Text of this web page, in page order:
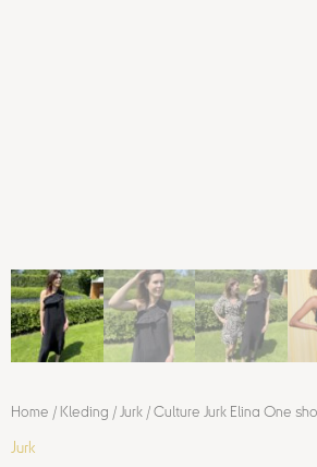
Home / Kleding / Jurk / Culture Jurk Elina One
Jurk